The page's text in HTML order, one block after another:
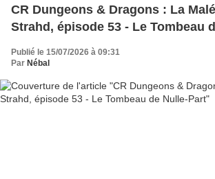
CR Dungeons & Dragons : La
Strahd, épisode 53 - Le Tombeau
Publié le 15/07/2026 à 09:31
Par Nébal